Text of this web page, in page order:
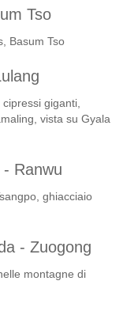
Tso
Basum Tso
giganti,
vista su Gyala
Ranwu
ghiacciaio
- Zuogong
montagne di